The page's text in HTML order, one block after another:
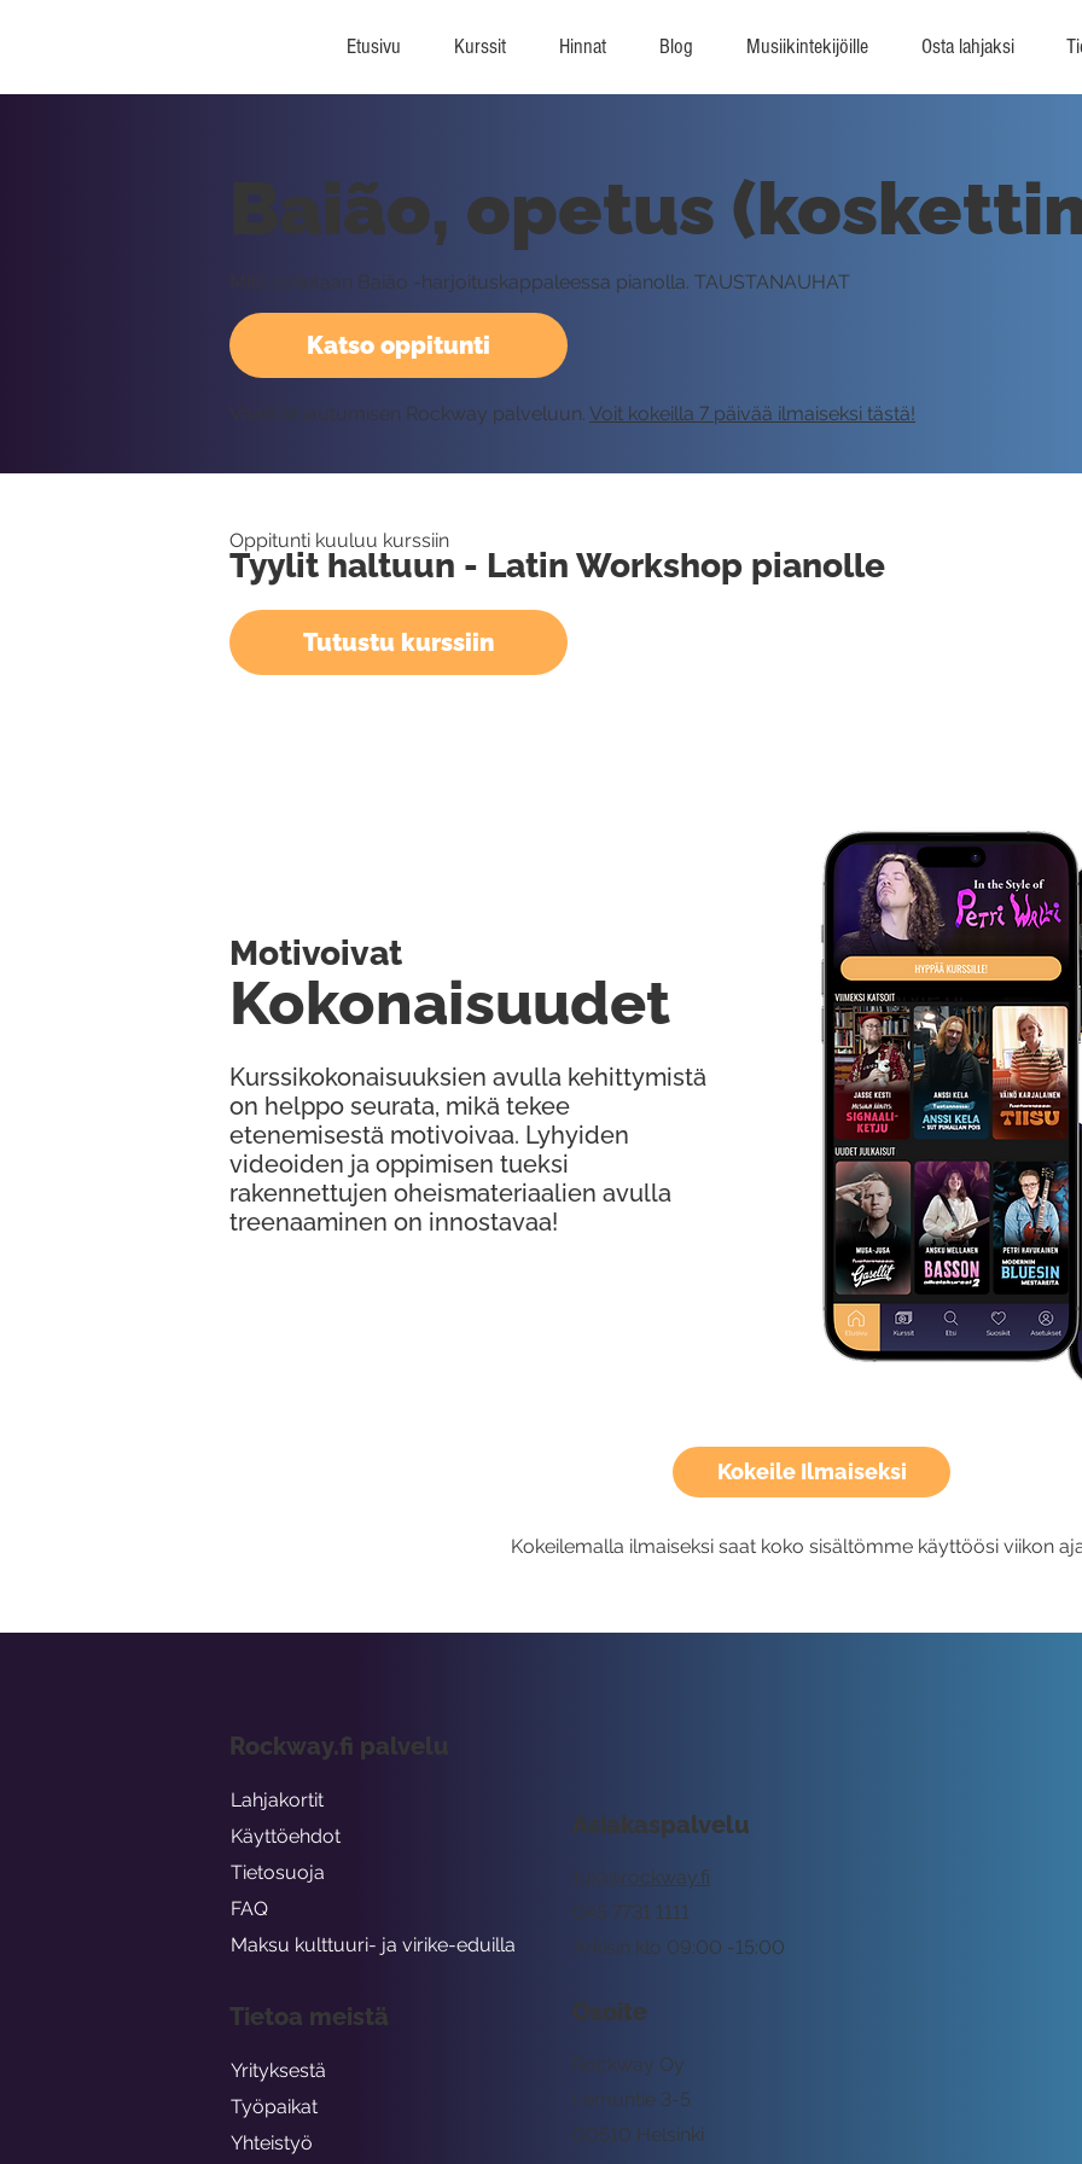
Etusivu Kurssit Hinnat Blog Musiikintekijöille Osta lahjaksi
Kokeile Ilmaiseksi
Kokeilemalla ilmaiseksi saat koko sisältömme käyttöösi viikon
Katso oppitunti
Baião, opetus
Mitä soitetaan Baião -harjoituskappaleessa pianolla. TAUSTANAUHAT
Vaatii kirjautumisen Rockway palveluun. Voit kokeilla 7 päivää ilmaiseksi tästä!
Oppitunti kuuluu kurssiin
Tyylit haltuun - Latin Workshop pianolle
Tutustu kurssiin
Kurssikokonaisuuksien avulla kehittymistä
on helppo seurata, mikä tekee
etenemisestä motivoivaa. Lyhyiden
videoiden ja oppimisen tueksi
rakennettujen oheismateriaalien avulla
treenaaminen on innostavaa!
Kokonaisuudet
Motivoivat
Asiakaspalvelu
tuki@rockway.fi
Arkisin klo 09:00 -15:00
045 7731 1111
Osoite
Rockway Oy
Lemuntie 3-5
00510 Helsinki
Rockway.fi palvelu
Lahjakortit
Käyttöehdot
Tietosuoja
FAQ
Maksu kulttuuri- ja virike-eduilla
Tietoa meistä
Yrityksestä
Työpaikat
Yhteistyö